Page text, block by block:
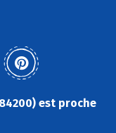
est proche